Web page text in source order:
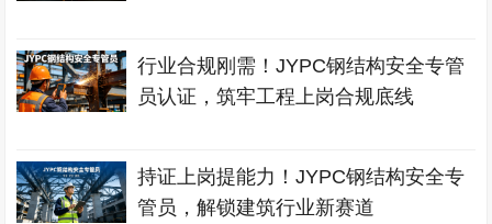
行业合规刚需！JYPC钢结构安全专管
员认证，筑牢工程上岗合规底线
持证上岗提能力！JYPC钢结构安全专
管员，解锁建筑行业新赛道